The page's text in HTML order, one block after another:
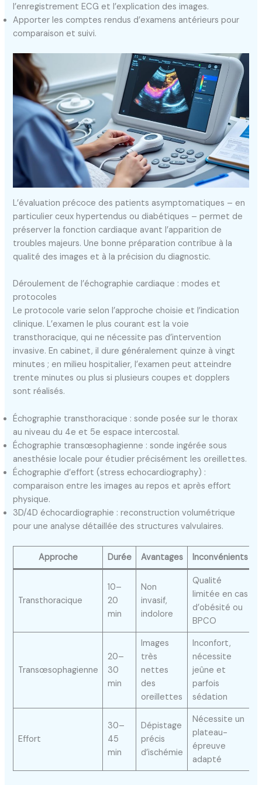
l’enregistrement ECG et l’explication des images.
Apporter les comptes rendus d’examens antérieurs pour
comparaison et suivi.
L’évaluation précoce des patients asymptomatiques – en
particulier ceux hypertendus ou diabétiques – permet de
préserver la fonction cardiaque avant l’apparition de
troubles majeurs. Une bonne préparation contribue à la
qualité des images et à la précision du diagnostic.
Déroulement de l’échographie cardiaque : modes et
protocoles
Le protocole varie selon l’approche choisie et l’indication
clinique. L’examen le plus courant est la voie
transthoracique, qui ne nécessite pas d’intervention
invasive. En cabinet, il dure généralement quinze à vingt
minutes ; en milieu hospitalier, l’examen peut atteindre
trente minutes ou plus si plusieurs coupes et dopplers
sont réalisés.
Échographie transthoracique : sonde posée sur le thorax
au niveau du 4e et 5e espace intercostal.
Échographie transœsophagienne : sonde ingérée sous
anesthésie locale pour étudier précisément les oreillettes.
Échographie d’effort (stress echocardiography) :
comparaison entre les images au repos et après effort
physique.
3D/4D échocardiographie : reconstruction volumétrique
pour une analyse détaillée des structures valvulaires.
Approche Durée Avantages Inconvénients
Transthoracique
10–
20
min
Non
invasif,
indolore
Qualité
limitée en cas
d’obésité ou
BPCO
Transœsophagienne
20–
30
min
Images
très
nettes
des
oreillettes
Inconfort,
nécessite
jeûne et
parfois
sédation
Effort
30–
45
min
Dépistage
précis
d’ischémie
Nécessite un
plateau-
épreuve
adapté